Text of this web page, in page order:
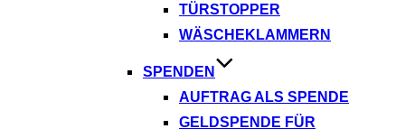
TÜRSTOPPER
WÄSCHEKLAMMERN
SPENDEN
AUFTRAG ALS SPENDE
GELDSPENDE FÜR